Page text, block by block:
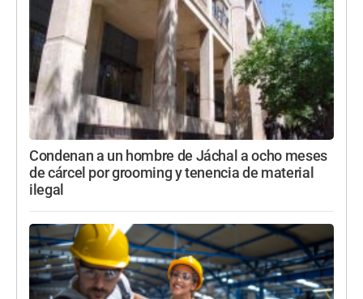
Condenan a un hombre de Jáchal a ocho meses
de cárcel por grooming y tenencia de material
ilegal